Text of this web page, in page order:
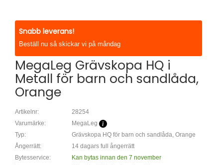
Snabb leverans!
Beställ nu så skickar vi på måndag
MegaLeg Grävskopa HQ i
Metall för barn och sandlåda,
Orange
Artikelnr:
28254
Varumärke:
MegaLeg
Typ:
Grävskopa HQ för barn och sandlåda, Orange
Ångerrätt:
14 dagars full ångerrätt
Bytesservice:
Kan bytas innan den 7 november